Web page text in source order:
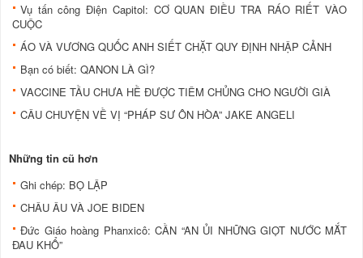
Vụ tấn công Điện Capitol: CƠ QUAN ĐIỀU TRA RÁO RIẾT VÀO
CUỘC
ÁO VÀ VƯƠNG QUỐC ANH SIẾT CHẶT QUY ĐỊNH NHẬP CẢNH
Bạn có biết: QANON LÀ GÌ?
VACCINE TẦU CHƯA HỀ ĐƯỢC TIÊM CHỦNG CHO NGƯỜI GIÀ
CÂU CHUYỆN VỀ VỊ “PHÁP SƯ ÔN HÒA” JAKE ANGELI
Những tin cũ hơn
Ghi chép: BỌ LẬP
CHÂU ÂU VÀ JOE BIDEN
Đức Giáo hoàng Phanxicô: CẦN “AN ỦI NHỮNG GIỌT NƯỚC MẮT
ĐAU KHỔ”